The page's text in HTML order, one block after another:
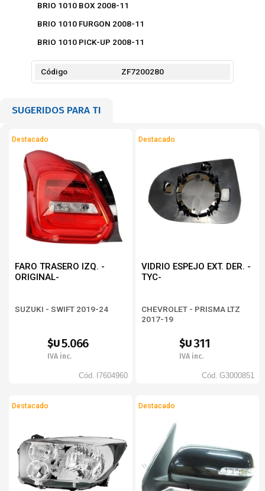
BRIO 1010 BOX 2008-11
BRIO 1010 FURGON 2008-11
BRIO 1010 PICK-UP 2008-11
Código ZF7200280
SUGERIDOS PARA TI
Destacado
FARO TRASERO IZQ. -
ORIGINAL-
SUZUKI - SWIFT 2019-24
$U5.066
IVA inc.
Cód. I7604960
Destacado
VIDRIO ESPEJO EXT. DER. -
TYC-
CHEVROLET - PRISMA LTZ
2017-19
$U311
IVA inc.
Cód. G3000851
Destacado Destacado